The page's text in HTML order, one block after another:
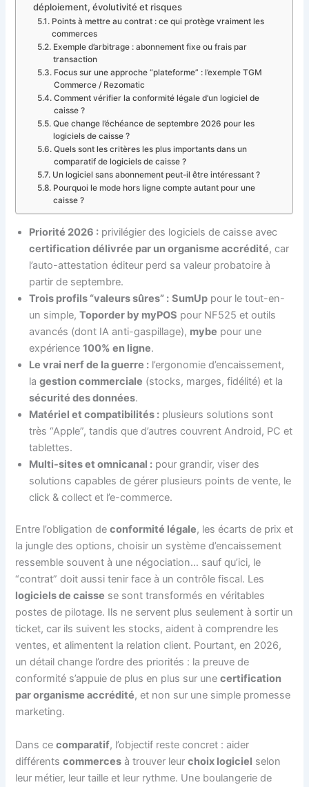
déploiement, évolutivité et risques
Points à mettre au contrat : ce qui protège vraiment les
commerces
Exemple d’arbitrage : abonnement fixe ou frais par
transaction
Focus sur une approche “plateforme” : l’exemple TGM
Commerce / Rezomatic
Comment vérifier la conformité légale d’un logiciel de
caisse ?
Que change l’échéance de septembre 2026 pour les
logiciels de caisse ?
Quels sont les critères les plus importants dans un
comparatif de logiciels de caisse ?
Un logiciel sans abonnement peut-il être intéressant ?
Pourquoi le mode hors ligne compte autant pour une
caisse ?
Priorité 2026 : privilégier des logiciels de caisse avec
certification délivrée par un organisme accrédité, car
l’auto-attestation éditeur perd sa valeur probatoire à
partir de septembre.
Trois profils “valeurs sûres” : SumUp pour le tout-en-
un simple,Toporder by myPOS pour NF525 et outils
avancés (dont IA anti-gaspillage), mybe pour une
expérience100% en ligne.
Le vrai nerf de la guerre : l’ergonomie d’encaissement,
lagestion commerciale (stocks, marges, fidélité) et la
sécurité des données.
Matériel et compatibilités : plusieurs solutions sont
très “Apple”, tandis que d’autres couvrent Android, PC et
tablettes.
Multi-sites et omnicanal : pour grandir, viser des
solutions capables de gérer plusieurs points de vente, le
click & collect et l’e-commerce.
Entre l’obligation deconformité légale, les écarts de prix et
la jungle des options, choisir un système d’encaissement
ressemble souvent à une négociation… sauf qu’ici, le
“contrat” doit aussi tenir face à un contrôle fiscal. Les
logiciels de caisse se sont transformés en véritables
postes de pilotage. Ils ne servent plus seulement à sortir un
ticket, car ils suivent les stocks, aident à comprendre les
ventes, et alimentent la relation client. Pourtant, en 2026,
un détail change l’ordre des priorités : la preuve de
conformité s’appuie de plus en plus sur unecertification
par organisme accrédité, et non sur une simple promesse
marketing.
Dans cecomparatif, l’objectif reste concret : aider
différentscommerces à trouver leurchoix logiciel selon
leur métier, leur taille et leur rythme. Une boulangerie de